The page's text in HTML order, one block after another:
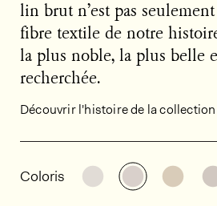
lin brut n’est pas
fibre textile de notre
la plus noble, la plus belle
recherchée.
Découvrir l'histoire de la collection
Informations
Coloris DécouvrirDécouvrir